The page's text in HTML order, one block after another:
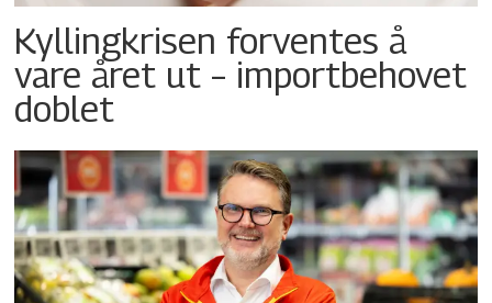
Kyllingkrisen forventes å
vare året ut – importbehovet
doblet